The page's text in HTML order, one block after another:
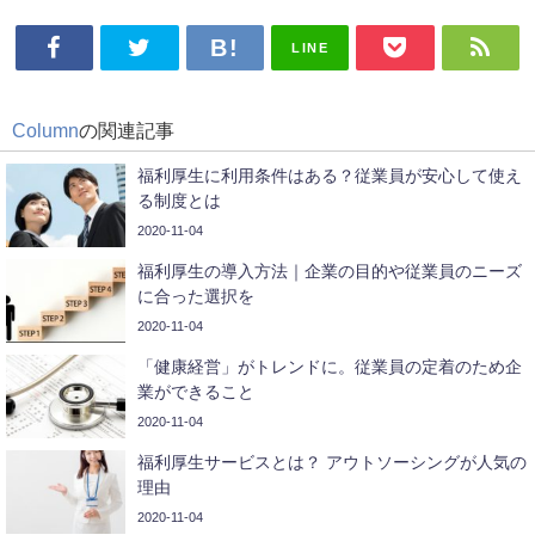
LINE
Columnの関連記事
福利厚生に利用条件はある？従業員が安心して使え
る制度とは
2020-11-04
福利厚生の導入方法｜企業の目的や従業員のニーズ
に合った選択を
2020-11-04
「健康経営」がトレンドに。従業員の定着のため企
業ができること
2020-11-04
福利厚生サービスとは？ アウトソーシングが人気の
理由
2020-11-04